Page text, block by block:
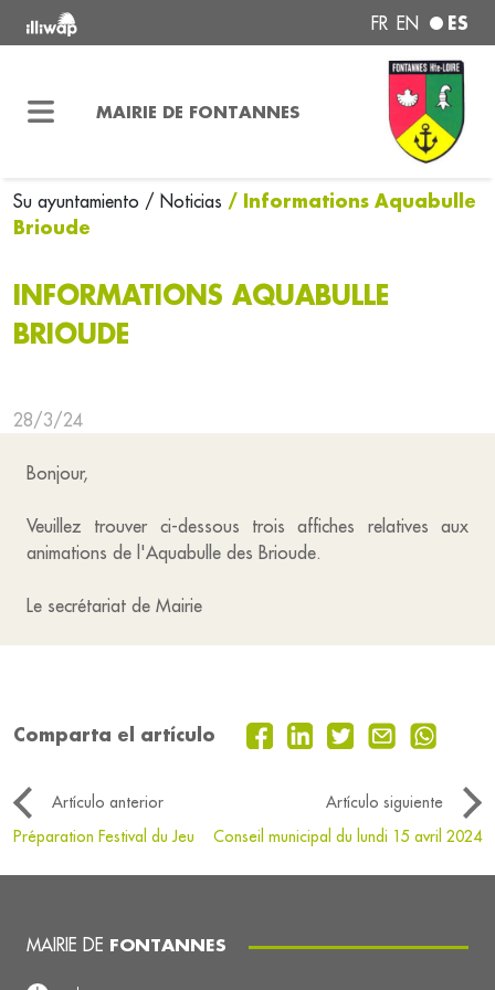
FR EN ES
MAIRIE DE FONTANNES
Su ayuntamiento / Noticias / Informations Aquabulle
Brioude
INFORMATIONS AQUABULLE
BRIOUDE
28/3/24
Bonjour,
Veuillez trouver ci-dessous trois affiches relatives aux
animations de l'Aquabulle des Brioude.
Le secrétariat de Mairie
Comparta el artículo
Artículo anterior
Artículo siguiente
Préparation Festival du Jeu
Conseil municipal du lundi 15 avril 2024
MAIRIE DE FONTANNES